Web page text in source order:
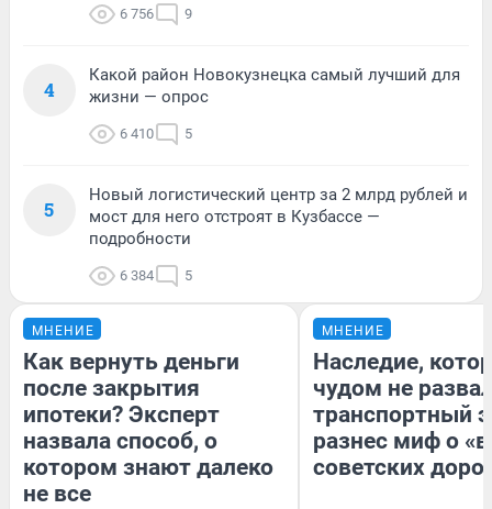
6 756 9
4
Какой район Новокузнецка самый лучший для
жизни — опрос
6 410 5
5
Новый логистический центр за 2 млрд рублей и
мост для него отстроят в Кузбассе —
подробности
6 384 5
МНЕНИЕ
Как вернуть деньги
после закрытия
ипотеки? Эксперт
назвала способ, о
котором знают далеко
не все
МНЕНИЕ
Наследие,
чудом не
транспортный
разнес миф о
советских